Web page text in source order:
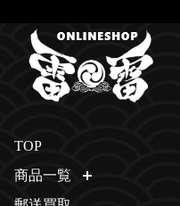
TOP
商品一覧